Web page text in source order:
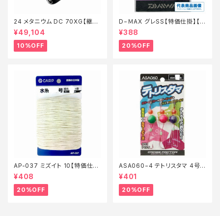
24 メタニウム DC 70XG【継続
セール_リール】【10】
¥49,104
10%OFF
D−ＭAX グレSS【特価仕掛】【2
0】
¥388
20%OFF
AP-037 ミズイト 10【特価仕
掛】【20】
¥408
20%OFF
ASA060−4 テトリスタマ 4号
【特価仕掛】【20】
¥401
20%OFF